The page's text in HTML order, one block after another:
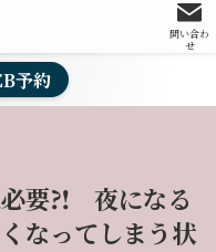
問い合わ
せ
予約
必要⁈ 夜になる
なってしまう状